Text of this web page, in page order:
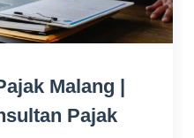
Malang |
Pajak